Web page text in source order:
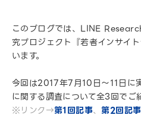
このブログでは、LINE
究プロジェクト『若者インサイ
います。
今回は2017年7月10日～11日に
に関する調査について全3回で
※リンク→第1回記事、第2回記事